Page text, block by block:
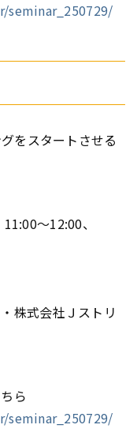
をスタートさせる
～12:00、
式会社Ｊストリ
ら